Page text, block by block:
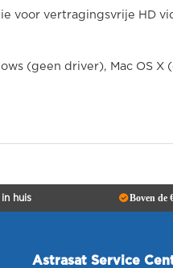
voor vertragingsvrije HD
(geen driver), Mac OS X
huis Boven de
Astrasat Service